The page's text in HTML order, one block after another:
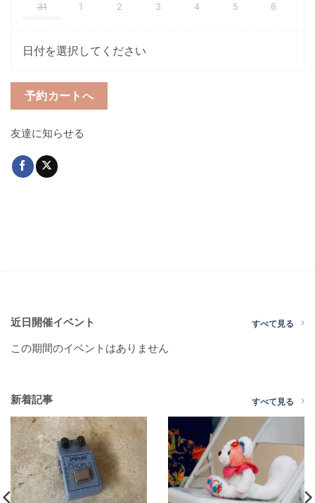
31 1 2 3 4 5 6
日付を選択してください
予約カートへ
友達に知らせる
近日開催イベント すべて見る
この期間のイベントはありません
新着記事 すべて見る